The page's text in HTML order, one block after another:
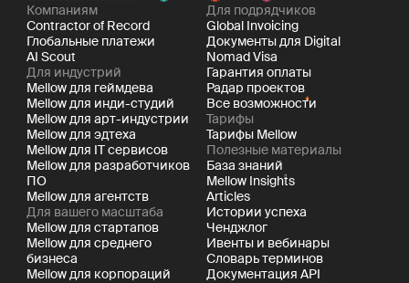
Компаниям
Contractor of Record
Глобальные платежи
AI Scout
Для индустрий
Mellow для геймдева
Mellow для инди-студий
Mellow для арт-индустрии
Mellow для эдтеха
Mellow для IT сервисов
Mellow для разработчиков
ПО
Mellow для агентств
Для вашего масштаба
Mellow для стартапов
Mellow для среднего
бизнеса
Mellow для корпораций
Для подрядчиков
Global Invoicing
Документы для Digital
Nomad Visa
Гарантия оплаты
Радар проектов
Все возможности
Тарифы
Тарифы Mellow
Полезные материалы
База знаний
Mellow Insights
Articles
Истории успеха
Ченджлог
Ивенты и вебинары
Словарь терминов
Документация API